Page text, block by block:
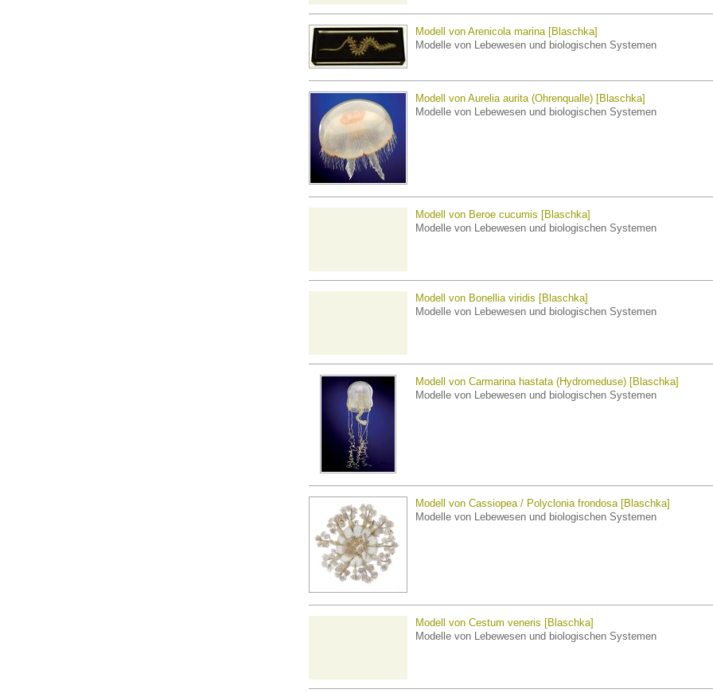
Modell von Arenicola marina [Blaschka]
Modelle von Lebewesen und biologischen Systemen
Modell von Aurelia aurita (Ohrenqualle) [Blaschka]
Modelle von Lebewesen und biologischen Systemen
Modell von Beroe cucumis [Blaschka]
Modelle von Lebewesen und biologischen Systemen
Modell von Bonellia viridis [Blaschka]
Modelle von Lebewesen und biologischen Systemen
Modell von Carmarina hastata (Hydromeduse) [Blaschka]
Modelle von Lebewesen und biologischen Systemen
Modell von Cassiopea / Polyclonia frondosa [Blaschka]
Modelle von Lebewesen und biologischen Systemen
Modell von Cestum veneris [Blaschka]
Modelle von Lebewesen und biologischen Systemen